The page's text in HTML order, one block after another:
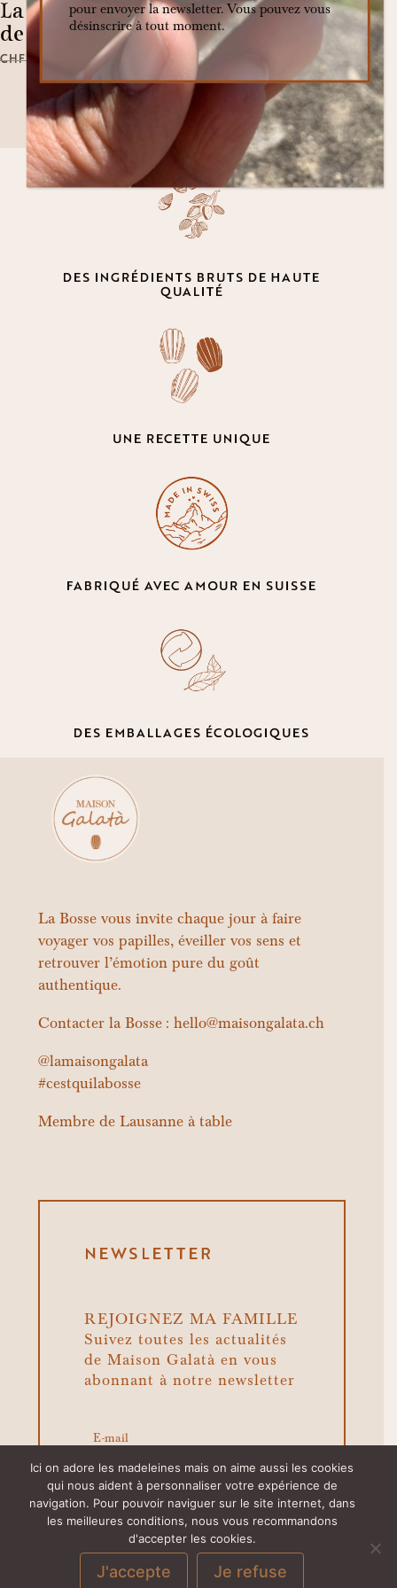
La Box sélection
de Noël
CHF32.00 30.00
DES INGRÉDIENTS BRUTS DE HAUTE
QUALITÉ
UNE RECETTE UNIQUE
FABRIQUÉ AVEC AMOUR EN SUISSE
DES EMBALLAGES ÉCOLOGIQUES
La Bosse vous invite chaque jour à faire
voyager vos papilles, éveiller vos sens et
retrouver l’émotion pure du goût
authentique.
Contacter la Bosse : hello@maisongalata.ch
@lamaisongalata
#cestquilabosse
Membre deLausanne à table
NEWSLETTER
REJOIGNEZ MA FAMILLE
Suivez toutes les actualités
de Maison Galatà en vous
abonnant à notre newsletter
>
pour envoyer la newsletter. Vous pouvez vous
désinscrire à tout moment.
Ici on adore les madeleines mais on aime aussi les cookies
qui nous aident à personnaliser votre expérience de
navigation. Pour pouvoir naviguer sur le site internet, dans
les meilleures conditions, nous vous recommandons
d'accepter les cookies.
J'accepte Je refuse